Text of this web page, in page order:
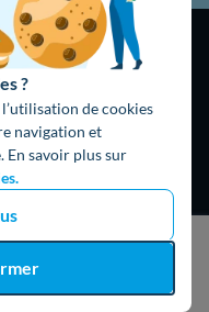
?
de cookies
navigation et
En savoir plus sur
gratuit
/5